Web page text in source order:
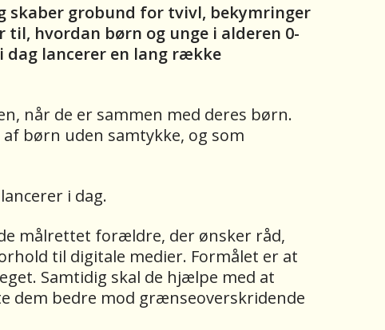
skaber grobund for tvivl, bekymringer
hvordan børn og unge i alderen 0-
dag lancerer en lang række
når de er sammen med deres børn.
børn uden samtykke, og som
i dag.
målrettet forældre, der ønsker råd,
til digitale medier. Formålet er at
Samtidig skal de hjælpe med at
dem bedre mod grænseoverskridende